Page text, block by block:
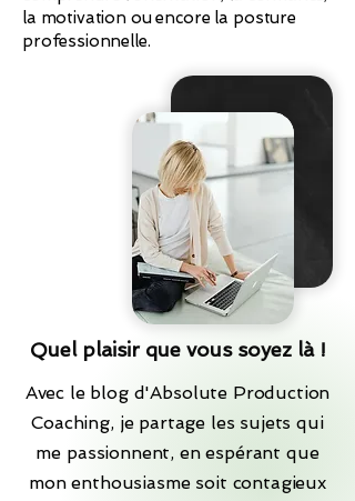
la motivation ou encore la posture
professionnelle.
Quel plaisir que vous soyez là !
Avec le blog d'Absolute Production
Coaching, je partage les sujets qui
me passionnent, en espérant que
mon enthousiasme soit contagieux